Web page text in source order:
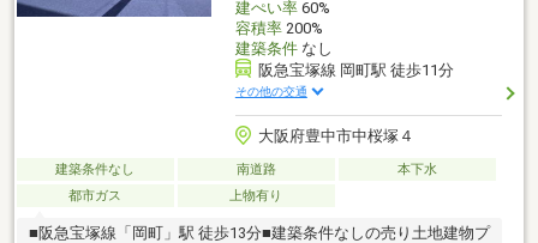
建ぺい率60%
容積率200%
建築条件なし
阪急宝塚線 岡町駅 徒歩11分
その他の交通
大阪府豊中市中桜塚４
建築条件なし 南道路
本下水
都市ガス
上物有り
■阪急宝塚線「岡町」駅 徒歩13分■建築条件なしの売り土地建物プ